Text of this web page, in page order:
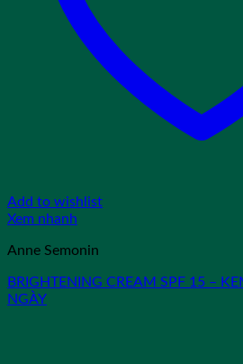
Add to wishlist
Xem nhanh
Anne Semonin
BRIGHTENING CREAM SPF 15 –
NGÀY